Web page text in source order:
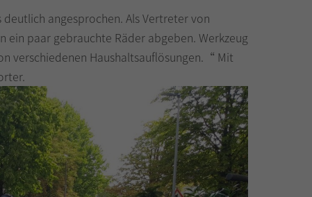
angesprochen. Als Vertreter von
ein paar gebrauchte Räder abgeben. Werkzeug
verschiedenen Haushaltsauflösungen.“ Mit